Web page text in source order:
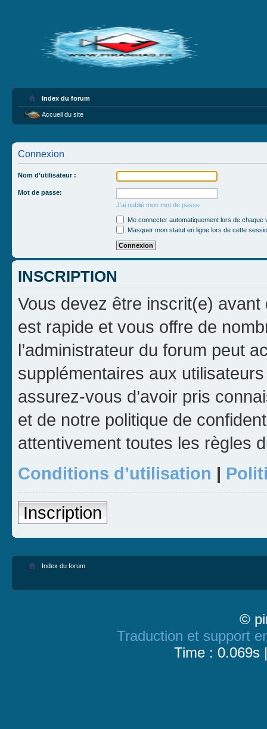
Index du forum
Accueil du site
Connexion
Nom d’utilisateur :
Mot de passe:
J’ai oublié mon mot de passe
Me connecter automatiquement lors de chaque
Masquer mon statut en ligne lors de cette
INSCRIPTION
Vous devez être inscrit(e) avant
est rapide et vous offre de
l’administrateur du forum peut
supplémentaires aux
assurez-vous d’avoir pris
et de notre politique de
attentivement toutes les règles
Conditions d’utilisation |
Inscription
Index du forum
©
Traduction et support
Time : 0.069s